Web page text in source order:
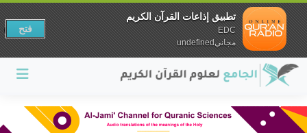
تطبيق إذاعات القرآن الكريم
EDC
مجانيundefined
فتح